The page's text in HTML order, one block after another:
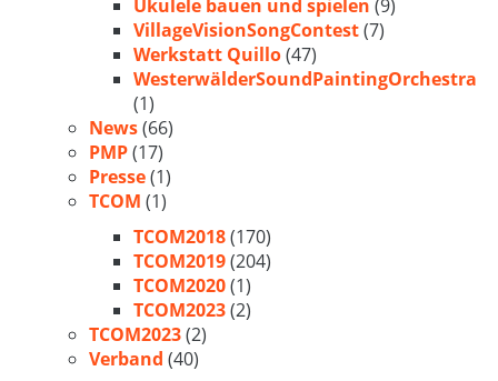
Ukulele bauen und spielen (9)
VillageVisionSongContest(7)
Werkstatt Quillo(47)
WesterwälderSoundPaintingOrchestra
(1)
News(66)
PMP(17)
Presse(1)
TCOM (1)
TCOM2018(170)
TCOM2019(204)
TCOM2020(1)
TCOM2023(2)
TCOM2023(2)
Verband (40)